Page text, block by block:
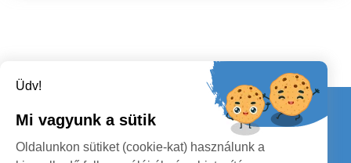
Kapcsolat
KÖVESSENEK
Üdv!
Mi vagyunk a sütik
Oldalunkon sütiket (cookie-kat) használunk a